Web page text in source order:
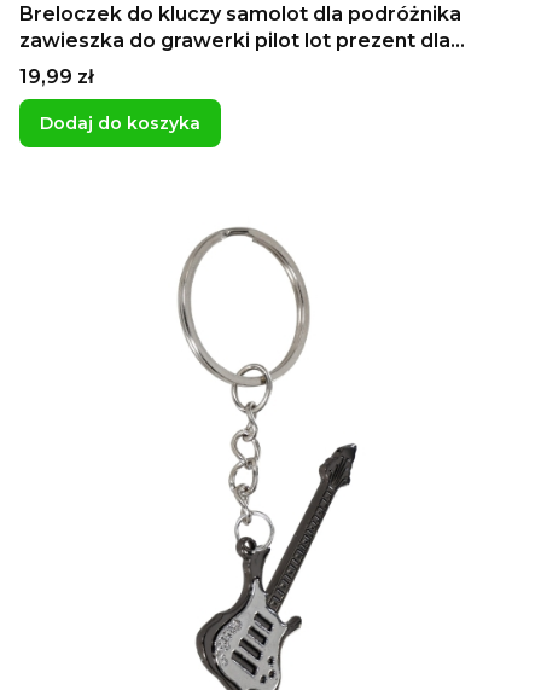
Breloczek do kluczy samolot dla podróżnika
zawieszka do grawerki pilot lot prezent dla
chłopaka dzień ojca
Cena
19,99 zł
Dodaj do koszyka